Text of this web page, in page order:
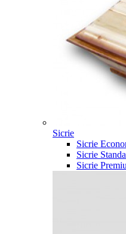
Sicrie
Sicrie
Sicrie
Sicrie